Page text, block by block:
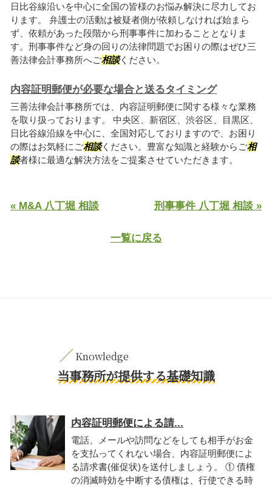
日比谷線沿いを中心に全国の皆様のお悩み解決に尽力してお
ります。 弁護士の活動は被疑者側が依頼しなければ始まら
ず、依頼があった段階から刑事事件に加わることとなりま
す。刑事事件など身の回りの法律問題でお困りの際はぜひ三
善法律会計事務所へご相談ください。
内容証明郵便が必要な場合と送るタイミング
三善法律会計事務所では、内容証明郵便に関する様々な業務
を取り扱っております。 中央区、新宿区、渋谷区、目黒区、
日比谷線沿線を中心に、全国対応しておりますので、お困り
の際はお気軽にご相談ください。豊富な知識と経験からご相
談者様に最適な解決方法をご提案させていただきます。
« M&A 八丁堀 相談 刑事事件 八丁堀 相談 »
一覧に戻る
当事務所が提供する基礎知識
内容証明郵便による請...
電話、メールや訪問などをしても相手がお金
を支払ってくれない場合、内容証明郵便によ
る請求書(催促状)を送付しましょう。 ① 債権
の消滅時効を中断する債権は、行使できる時